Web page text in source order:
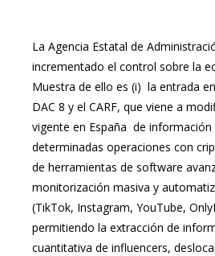
La Agencia Estatal de
incrementado el control sobre la
Muestra de ello es (i) la entrada
DAC 8 y el CARF, que viene a
vigente en España de
determinadas operaciones con
de herramientas de software
monitorización masiva y
(TikTok, Instagram, YouTube,
permitiendo la extracción de
cuantitativa de influencers,